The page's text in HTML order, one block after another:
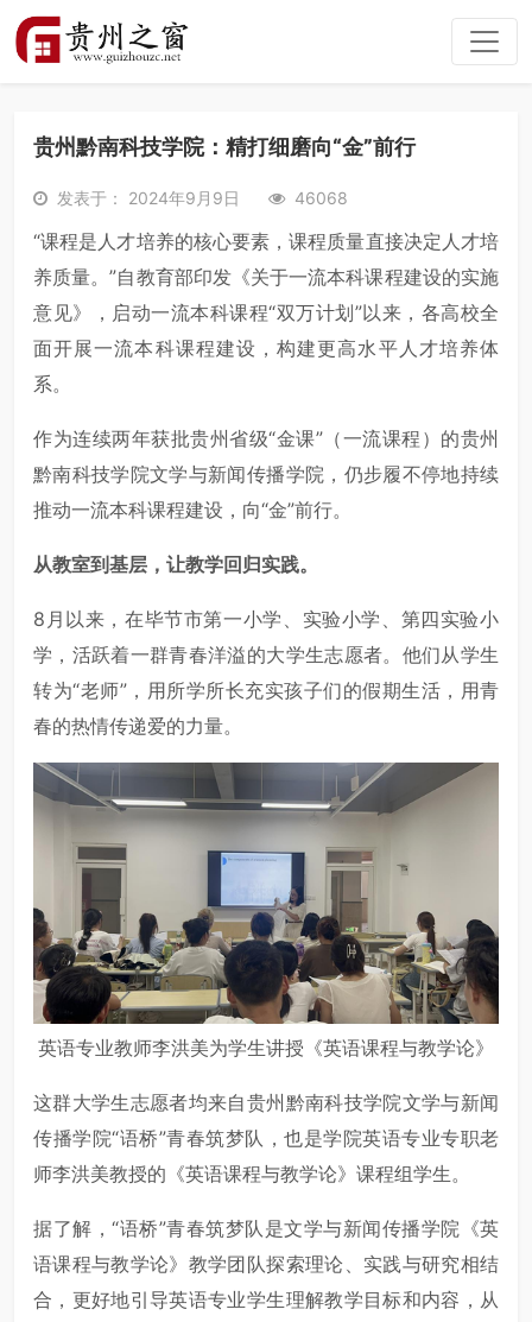
贵州黔南科技学院：精打细磨向“金”前行
发表于： 2024年9月9日 46068
“课程是人才培养的核心要素，课程质量直接决定人才培
养质量。”自教育部印发《关于一流本科课程建设的实施
意见》，启动一流本科课程“双万计划”以来，各高校全
面开展一流本科课程建设，构建更高水平人才培养体
系。
作为连续两年获批贵州省级“金课”（一流课程）的贵州
黔南科技学院文学与新闻传播学院，仍步履不停地持续
推动一流本科课程建设，向“金”前行。
从教室到基层，让教学回归实践。
8月以来，在毕节市第一小学、实验小学、第四实验小
学，活跃着一群青春洋溢的大学生志愿者。他们从学生
转为“老师”，用所学所长充实孩子们的假期生活，用青
春的热情传递爱的力量。
英语专业教师李洪美为学生讲授《英语课程与教学论》
这群大学生志愿者均来自贵州黔南科技学院文学与新闻
传播学院“语桥”青春筑梦队，也是学院英语专业专职老
师李洪美教授的《英语课程与教学论》课程组学生。
据了解，“语桥”青春筑梦队是文学与新闻传播学院《英
语课程与教学论》教学团队探索理论、实践与研究相结
合，更好地引导英语专业学生理解教学目标和内容，从